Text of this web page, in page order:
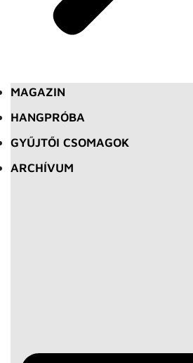
MAGAZIN
HANGPRÓBA
GYŰJTŐI CSOMAGOK
ARCHÍVUM